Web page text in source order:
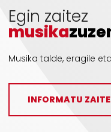
Egin zaitez
musika
Musika talde, eragile
INFORMATU